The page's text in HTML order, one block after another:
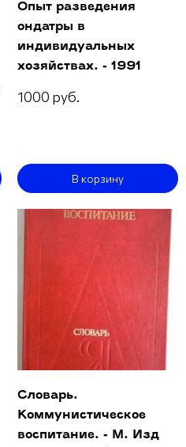
Опыт разведения
ондатры в
индивидуальных
хозяйствах. - 1991
1000 руб.
В корзину
Словарь.
Коммунистическое
воспитание. - М. Изд